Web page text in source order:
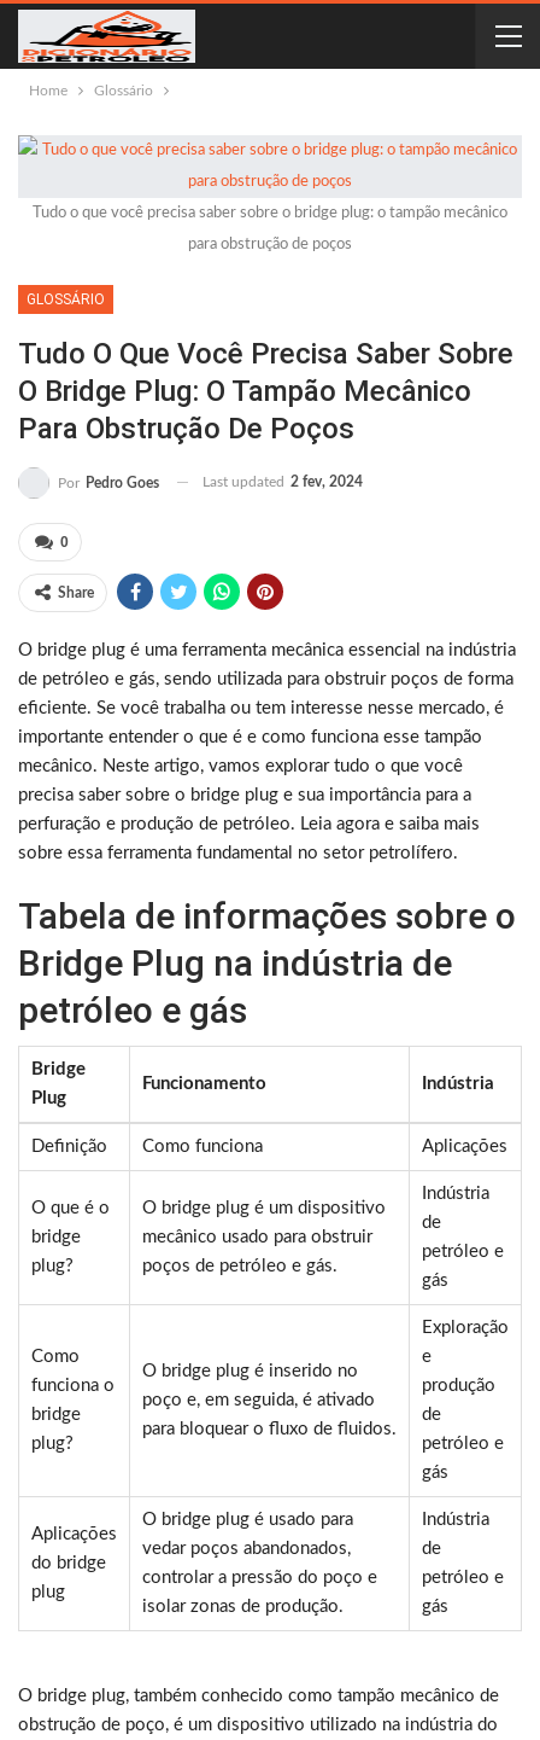
Home Glossário
Tudo o que você precisa saber sobre o bridge plug: o tampão mecânico
para obstrução de poços
GLOSSÁRIO
Tudo O Que Você Precisa Saber Sobre
O Bridge Plug: O Tampão Mecânico
Para Obstrução De Poços
Por Pedro Goes Last updated 2 fev, 2024
0
Share
O bridge plug é uma ferramenta mecânica essencial na indústria
de petróleo e gás, sendo utilizada para obstruir poços de forma
eficiente. Se você trabalha ou tem interesse nesse mercado, é
importante entender o que é e como funciona esse tampão
mecânico. Neste artigo, vamos explorar tudo o que você
precisa saber sobre o bridge plug e sua importância para a
perfuração e produção de petróleo. Leia agora e saiba mais
sobre essa ferramenta fundamental no setor petrolífero.
Tabela de informações sobre o
Bridge Plug na indústria de
petróleo e gás
Bridge
Plug
Funcionamento Indústria
Definição Como funciona Aplicações
O que é o
bridge
plug?
O bridge plug é um dispositivo
mecânico usado para obstruir
poços de petróleo e gás.
Indústria
de
petróleo e
gás
Como
funciona o
bridge
plug?
O bridge plug é inserido no
poço e, em seguida, é ativado
para bloquear o fluxo de fluidos.
Exploração
e
produção
de
petróleo e
gás
Aplicações
do bridge
plug
O bridge plug é usado para
vedar poços abandonados,
controlar a pressão do poço e
isolar zonas de produção.
Indústria
de
petróleo e
gás
O bridge plug, também conhecido como tampão mecânico de
obstrução de poço, é um dispositivo utilizado na indústria do